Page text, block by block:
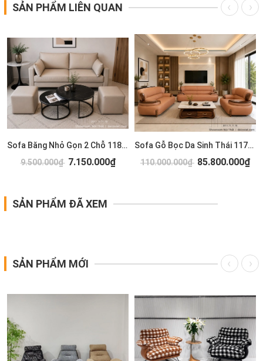
SẢN PHẨM LIÊN QUAN
Sofa Băng Nhỏ Gọn 2 Chỗ 1183T
9.500.000₫ 7.150.000₫
Sofa Gỗ Bọc Da Sinh Thái 1173T
110.000.000₫ 85.800.000₫
SẢN PHẨM ĐÃ XEM
SẢN PHẨM MỚI